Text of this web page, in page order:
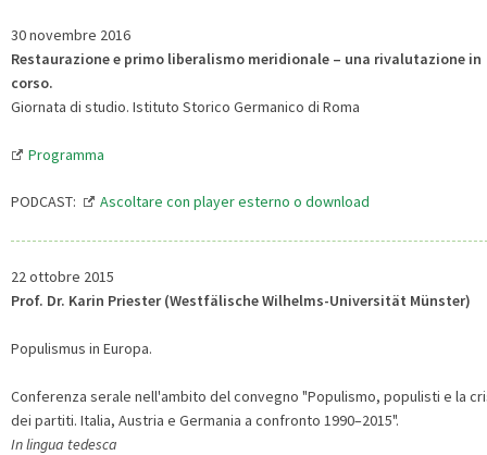
30 novembre 2016
Restaurazione e primo liberalismo meridionale – una rivalutazione in
corso.
Giornata di studio. Istituto Storico Germanico di Roma
Programma
PODCAST: Ascoltare con player esterno o download
22 ottobre 2015
Prof. Dr. Karin Priester (Westfälische Wilhelms-Universität Münster)
Populismus in Europa.
Conferenza serale nell'ambito del convegno "Populismo, populisti e la
dei partiti. Italia, Austria e Germania a confronto 1990–2015".
In lingua tedesca